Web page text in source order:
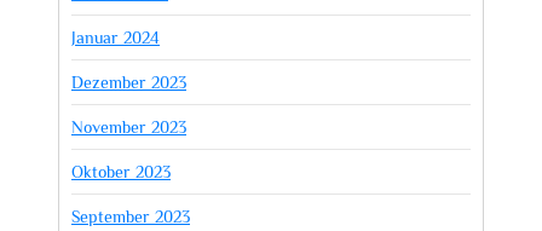
Januar 2024
Dezember 2023
November 2023
Oktober 2023
September 2023